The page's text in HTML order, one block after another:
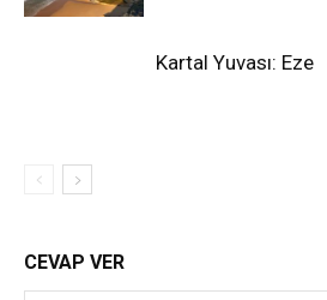
Kartal Yuvası: Eze
CEVAP VER